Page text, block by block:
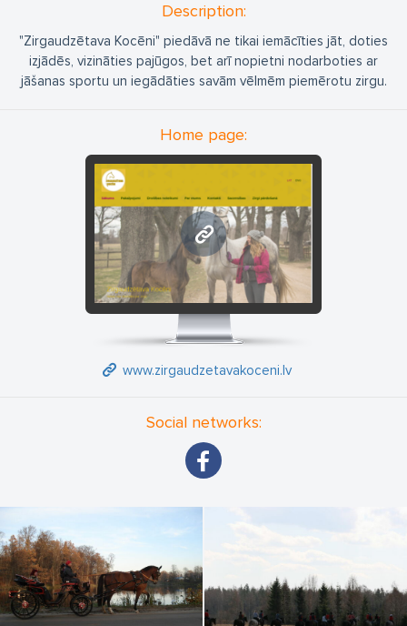
Description:
"Zirgaudzētava Kocēni" piedāvā ne tikai iemācīties jāt, doties
izjādēs, vizināties pajūgos, bet arī nopietni nodarboties ar
jāšanas sportu un iegādāties savām vēlmēm piemērotu zirgu.
Home page:
www.zirgaudzetavakoceni.lv
www.zirgaudzetavakoceni.lv
Social networks: